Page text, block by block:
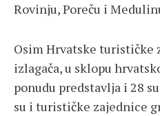
Rovinju, Poreču i
Osim Hrvatske turističke
izlagača, u sklopu
ponudu predstavlja i 28
su i turističke zajednice